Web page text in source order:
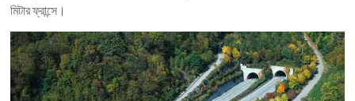
মিটার ফ্রান্সে।